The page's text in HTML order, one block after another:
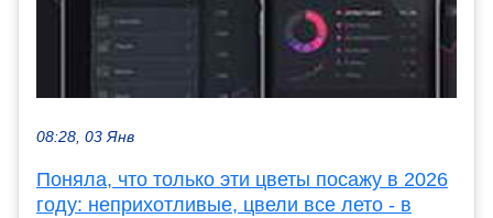
08:28, 03 Янв
Поняла, что только эти цветы посажу в 2026
году: неприхотливые, цвели все лето - в